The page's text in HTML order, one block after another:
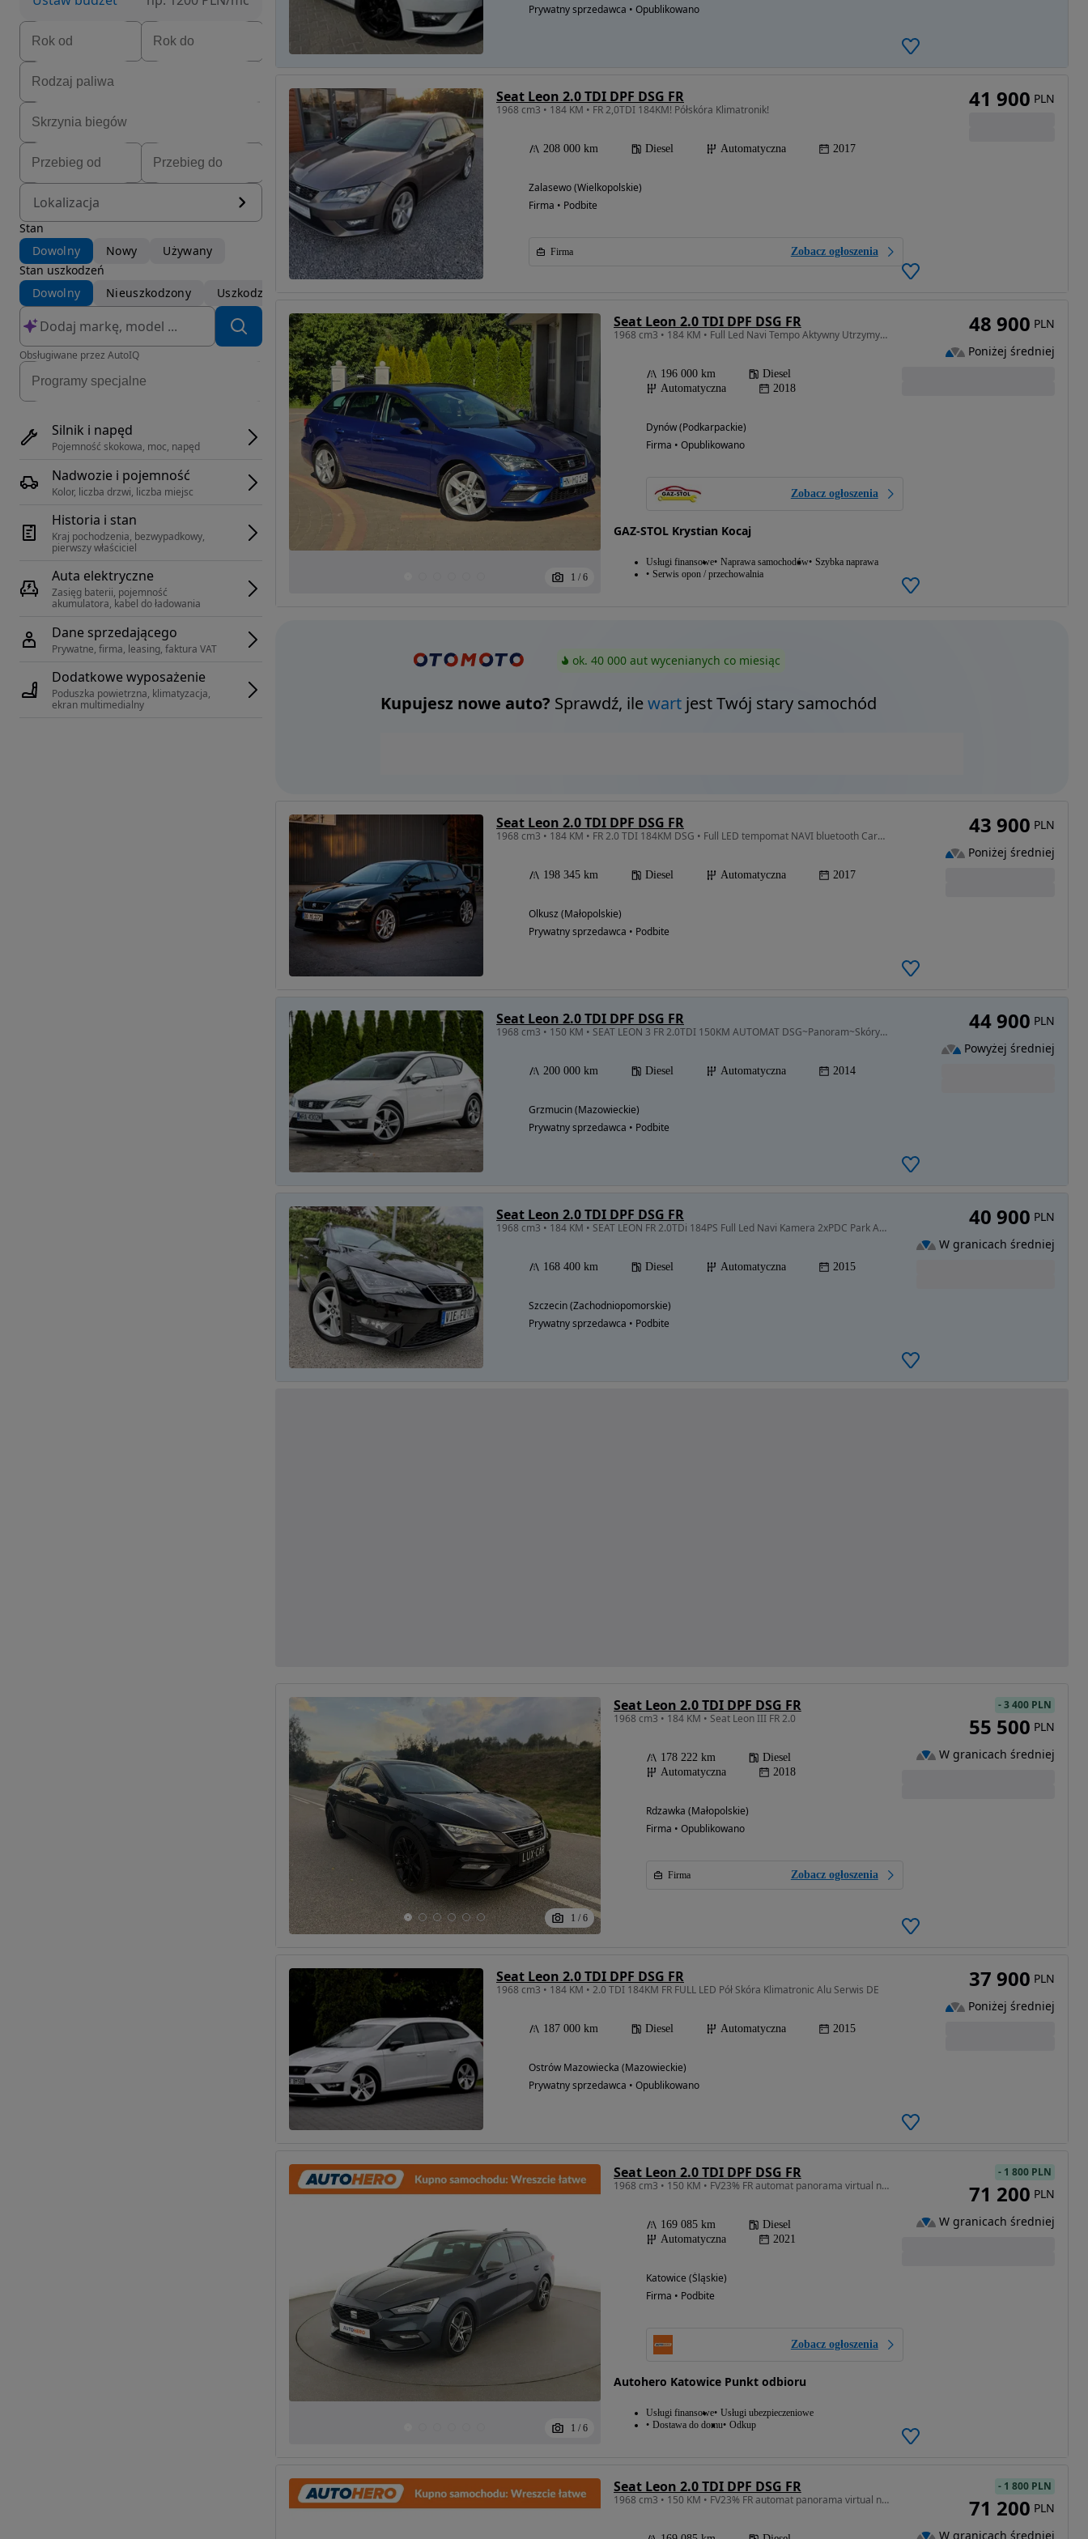
Lokalizacja
Stan
Dowolny
Nowy
Używany
Stan uszkodzeń
Dowolny
Nieuszkodzony Uszkodzony
Obsługiwane przez AutoIQ
Silnik i napęd
Pojemność skokowa, moc, napęd
Nadwozie i pojemność
Kolor, liczba drzwi, liczba miejsc
Historia i stan
Kraj pochodzenia, bezwypadkowy,
pierwszy właściciel
Auta elektryczne
Zasięg baterii, pojemność
akumulatora, kabel do ładowania
Dane sprzedającego
Prywatne, firma, leasing, faktura VAT
Dodatkowe wyposażenie
Poduszka powietrzna, klimatyzacja,
ekran multimedialny
Prywatny sprzedawca • Opublikowano
Seat Leon 2.0 TDI DPF DSG FR
1968 cm3 • 184 KM • FR 2,0TDI 184KM! Półskóra Klimatronik!
208 000 km Diesel Automatyczna 2017
Zalasewo (Wielkopolskie)
Firma • Podbite
Firma Zobacz ogłoszenia
41 900 PLN
1 / 6
Seat Leon 2.0 TDI DPF DSG FR
1968 cm3 • 184 KM • Full Led Navi Tempo Aktywny Utrzymywanie pasa Oryginał Lakier 1-RĘKA
196 000 km
Diesel
Automatyczna
2018
Dynów (Podkarpackie)
Firma • Opublikowano
Zobacz ogłoszenia
GAZ-STOL Krystian Kocaj
Usługi finansowe Naprawa samochodów Szybka naprawa
Serwis opon / przechowalnia
48 900 PLN
Poniżej średniej
ok. 40 000 aut wycenianych co miesiąc
Kupujesz nowe auto? Sprawdź, ilewartjest Twój stary samochód
Seat Leon 2.0 TDI DPF DSG FR
1968 cm3 • 184 KM • FR 2.0 TDI 184KM DSG • Full LED tempomat NAVI bluetooth CarPlay / ANDR
198 345 km Diesel Automatyczna 2017
Olkusz (Małopolskie)
Prywatny sprzedawca • Podbite
43 900 PLN
Poniżej średniej
Seat Leon 2.0 TDI DPF DSG FR
1968 cm3 • 150 KM • SEAT LEON 3 FR 2.0TDI 150KM AUTOMAT DSG~Panoram~Skóry~Zarejestrowany!
200 000 km Diesel Automatyczna 2014
Grzmucin (Mazowieckie)
Prywatny sprzedawca • Podbite
44 900 PLN
Powyżej średniej
Seat Leon 2.0 TDI DPF DSG FR
1968 cm3 • 184 KM • SEAT LEON FR 2.0TDi 184PS Full Led Navi Kamera 2xPDC Park Assist Alu
168 400 km Diesel Automatyczna 2015
Szczecin (Zachodniopomorskie)
Prywatny sprzedawca • Podbite
40 900 PLN
W granicach średniej
1 / 6
Seat Leon 2.0 TDI DPF DSG FR
1968 cm3 • 184 KM • Seat Leon III FR 2.0
178 222 km
Diesel
Automatyczna
2018
Rdzawka (Małopolskie)
Firma • Opublikowano
Firma Zobacz ogłoszenia
-3 400 PLN
55 500 PLN
W granicach średniej
Seat Leon 2.0 TDI DPF DSG FR
1968 cm3 • 184 KM • 2.0 TDI 184KM FR FULL LED Pół Skóra Klimatronic Alu Serwis DE
187 000 km Diesel Automatyczna 2015
Ostrów Mazowiecka (Mazowieckie)
Prywatny sprzedawca • Opublikowano
37 900 PLN
Poniżej średniej
1 / 6
Seat Leon 2.0 TDI DPF DSG FR
1968 cm3 • 150 KM • FV23% FR automat panorama virtual navi FullLED ACC grzane fotele clima
169 085 km
Diesel
Automatyczna
2021
Katowice (Śląskie)
Firma • Podbite
Zobacz ogłoszenia
Autohero Katowice Punkt odbioru
Usługi finansowe Usługi ubezpieczeniowe
Dostawa do domu Odkup
- 1 800 PLN
71 200 PLN
W granicach średniej
Seat Leon 2.0 TDI DPF DSG FR
1968 cm3 • 150 KM • FV23% FR automat panorama virtual navi FullLED ACC grzane fotele clima
- 1 800 PLN
71 200 PLN
W granicach średniej